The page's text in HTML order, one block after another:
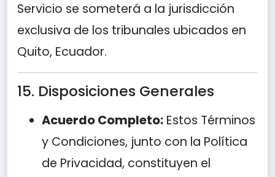
Servicio se someterá a la jurisdicción
exclusiva de los tribunales ubicados en
Quito, Ecuador.
15. Disposiciones Generales
Acuerdo Completo: Estos Términos
y Condiciones, junto con la Política
de Privacidad, constituyen el